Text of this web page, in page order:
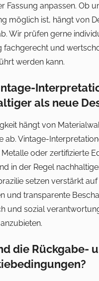
Fassung anpassen. Ob
möglich ist, hängt von
Wir prüfen gerne
fachgerecht und
werden kann.
als neue
hängt von
ab. Vintage-
oder zertifizierte
in der Regel
setzen verstärkt
und transparente
und sozial
die Rückgabe-